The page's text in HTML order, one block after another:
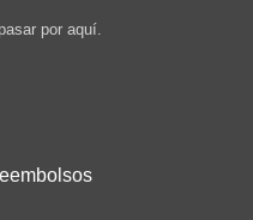
por aquí.